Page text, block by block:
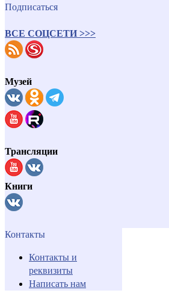
Подписаться
ВСЕ СОЦСЕТИ >>>
Музей
Трансляции
Книги
Контакты
Контакты и
реквизиты
Написать нам